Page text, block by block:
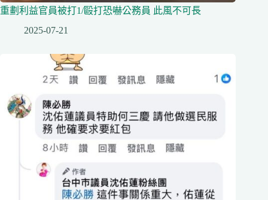
重劃利益官員被打1/毆打恐嚇公務員 此風不可長
2025-07-21